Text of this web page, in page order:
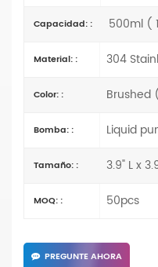
Capacidad: : 500ml (
Material: : 304
Color: : Brushed
Bomba: : Liquid
Tamaño: : 3.9" L x
MOQ: : 50pcs
PREGUNTE AHORA